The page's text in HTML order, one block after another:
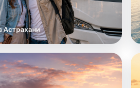
Астрахани